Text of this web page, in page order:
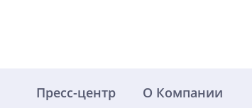
Пресс-центр О Компании